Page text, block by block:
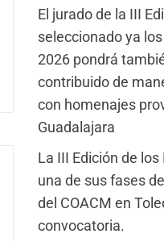
El jurado de la III
seleccionado ya
2026 pondrá
contribuido de
con homenajes
Guadalajara
La III Edición de
una de sus fases
del COACM en
convocatoria.